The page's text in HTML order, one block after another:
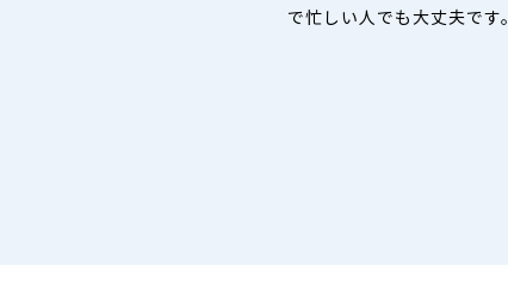
で忙しい人でも大丈夫です。